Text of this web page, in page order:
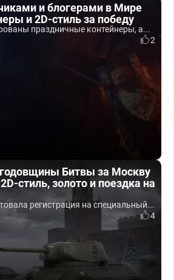
и блогерами в Мире
и 2D-стиль за победу
праздничные контейнеры, а...
2
годовщины Битвы за Москву
стиль, золото и поездка на
регистрация на специальный...
4